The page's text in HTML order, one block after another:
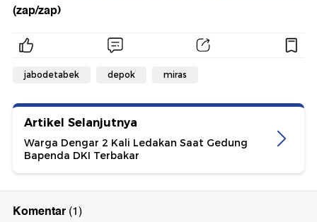
(zap/zap)
jabodetabek depok miras
Artikel Selanjutnya
Warga Dengar 2 Kali Ledakan Saat Gedung
Bapenda DKI Terbakar